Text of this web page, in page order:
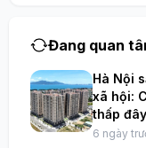
Đang quan
Hà Nội
xã hội:
thấp
6 ngày